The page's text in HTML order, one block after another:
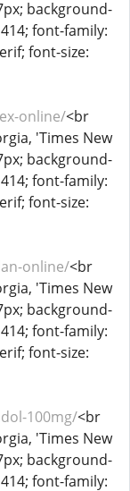
background-
font-family:
font-size:
online/<br
'Times New
background-
font-family:
font-size:
online/<br
'Times New
background-
font-family:
font-size:
100mg/<br
'Times New
background-
font-family: